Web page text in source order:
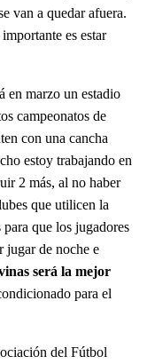
van a quedar afuera.
es estar
en marzo un estadio
campeonatos de
con una cancha
estoy trabajando en
2 más, al no haber
que utilicen la
que los jugadores
jugar de noche e
será la mejor
para el
del Fútbol